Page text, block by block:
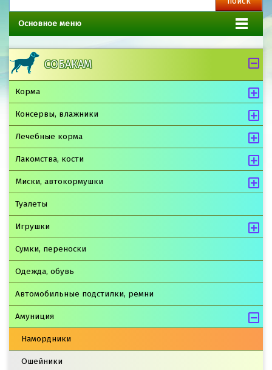
Основное меню
СОБАКАМ
Корма
Консервы, влажники
Лечебные корма
Лакомства, кости
Миски, автокормушки
Туалеты
Игрушки
Сумки, переноски
Одежда, обувь
Автомобильные подстилки, ремни
Амуниция
Намордники
Ошейники